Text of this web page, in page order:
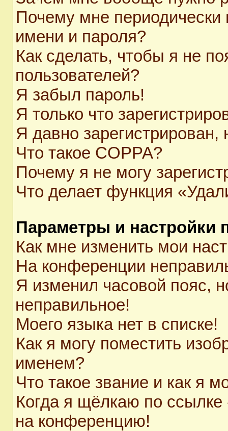
Почему мне периодически
имени и пароля?
Как сделать, чтобы я не
пользователей?
Я забыл пароль!
Я только что
Я давно
Что такое COPPA?
Почему я не могу
Что делает функция
Параметры и настройки
Как мне изменить мои
На конференции
Я изменил часовой пояс,
неправильное!
Моего языка нет в списке!
Как я могу поместить
именем?
Что такое звание и как я
Когда я щёлкаю по ссылке
на конференцию!